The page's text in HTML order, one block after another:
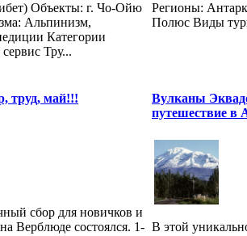
Объекты: г. Чо-Ойю
Альпинизм,
Категории
Тру...
Регионы:
Полюс Виды
труд, май!!!
сбор для новичков и
Верблюде состоялся. 1-
Вулканы
путешествие в
В этой